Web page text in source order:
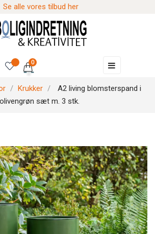
Se alle vores tilbud her
0
Skift
☰
Krukker
A2 living blomsterspand i
olivengrøn sæt m. 3 stk.